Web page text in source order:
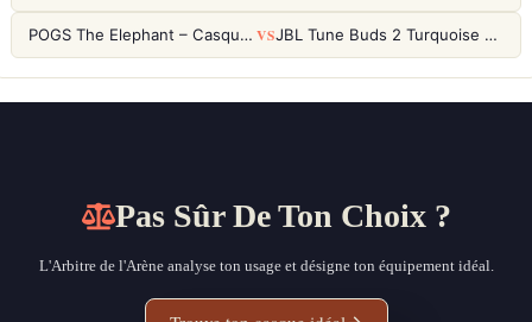
POGS The Elephant – Casque Filaire Enfants 85dB POGS-Safe™ (Éco-Responsable) VS JBL Tune Buds 2 Turquoise – Écouteurs True Wireless avec ANC et autonomie 48h
Pas Sûr De Ton Choix ?
L'Arbitre de l'Arène analyse ton usage et désigne ton équipement idéal.